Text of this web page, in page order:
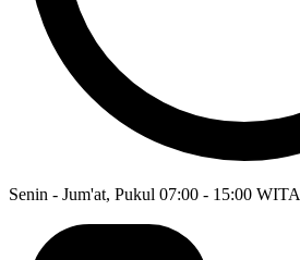
Senin - Jum'at, Pukul 07:00 - 15:00 WITA